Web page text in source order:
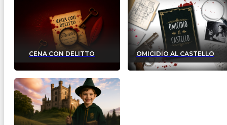
CENA CON DELITTO OMICIDIO AL CASTELLO